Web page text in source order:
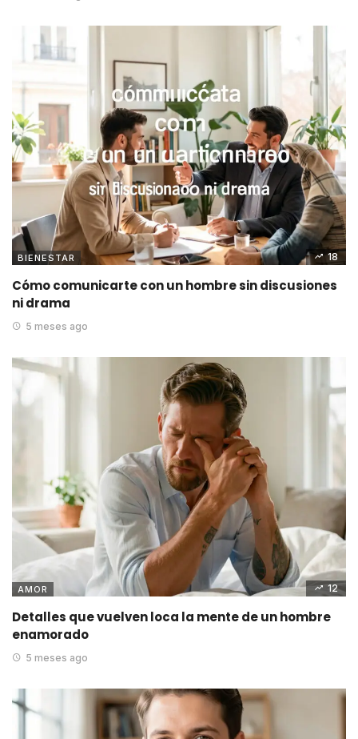
BIENESTAR 18
Cómo comunicarte con un hombre sin discusiones
ni drama
5 meses ago
AMOR 12
Detalles que vuelven loca la mente de un hombre
enamorado
5 meses ago